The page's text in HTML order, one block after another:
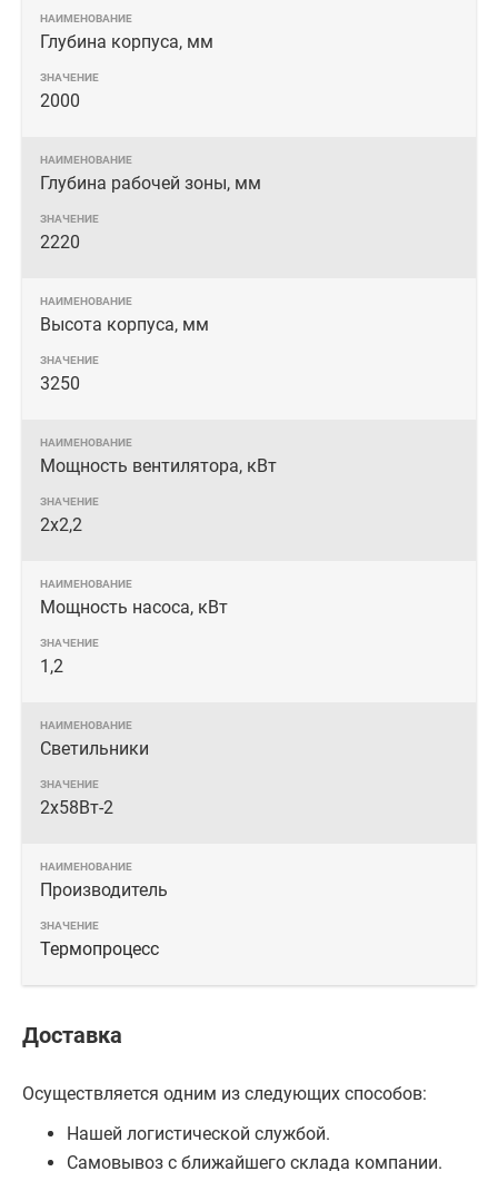
Глубина корпуса, мм
2000
Глубина рабочей зоны, мм
2220
Высота корпуса, мм
3250
Мощность вентилятора, кВт
2х2,2
Мощность насоса, кВт
1,2
Светильники
2х58Вт-2
Производитель
Термопроцесс
Доставка
Осуществляется одним из следующих способов:
Нашей логистической службой.
Самовывоз с ближайшего склада компании.